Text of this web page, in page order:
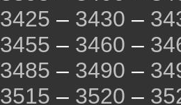
3425 – 3430 –
3455 – 3460 –
3485 – 3490 –
3515 – 3520 –